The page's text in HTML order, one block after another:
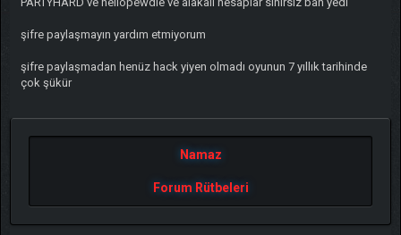
şifre paylaşmayın yardım etmiyorum
şifre paylaşmadan henüz hack yiyen olmadı oyunun 7 yıllık tarihinde
çok şükür
Namaz
Forum Rütbeleri